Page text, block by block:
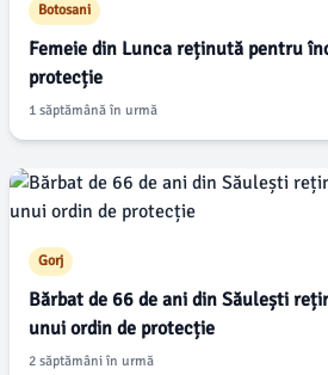
Botosani
Femeie din Lunca reținută pentru
protecție
1 săptămână în urmă
Gorj
Bărbat de 66 de ani din Săulești
unui ordin de protecție
2 săptămâni în urmă